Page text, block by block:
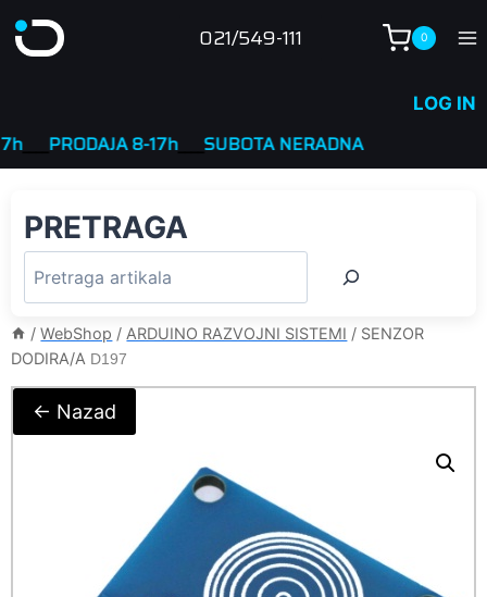
to
021/549-111 0
LOG IN
PRODAJA 8-17h____SUBOTA NERADNA
PRETRAGA
/ WebShop / ARDUINO RAZVOJNI SISTEMI / SENZOR
DODIRA/A D197
← Nazad